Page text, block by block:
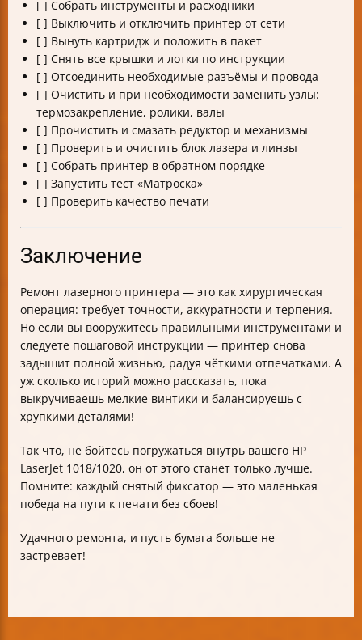
[ ] Собрать инструменты и расходники
[ ] Выключить и отключить принтер от сети
[ ] Вынуть картридж и положить в пакет
[ ] Снять все крышки и лотки по инструкции
[ ] Отсоединить необходимые разъёмы и провода
[ ] Очистить и при необходимости заменить узлы:
термозакрепление, ролики, валы
[ ] Прочистить и смазать редуктор и механизмы
[ ] Проверить и очистить блок лазера и линзы
[ ] Собрать принтер в обратном порядке
[ ] Запустить тест «Матроска»
[ ] Проверить качество печати
Заключение
Ремонт лазерного принтера — это как хирургическая
операция: требует точности, аккуратности и терпения.
Но если вы вооружитесь правильными инструментами и
следуете пошаговой инструкции — принтер снова
задышит полной жизнью, радуя чёткими отпечатками. А
уж сколько историй можно рассказать, пока
выкручиваешь мелкие винтики и балансируешь с
хрупкими деталями!
Так что, не бойтесь погружаться внутрь вашего HP
LaserJet 1018/1020, он от этого станет только лучше.
Помните: каждый снятый фиксатор — это маленькая
победа на пути к печати без сбоев!
Удачного ремонта, и пусть бумага больше не
застревает!